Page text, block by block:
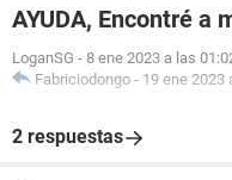
AYUDA, Encontré a
LoganSG - 8 ene 2023 a las
Fabriciodongo - 19 ene 2023
2 respuestas